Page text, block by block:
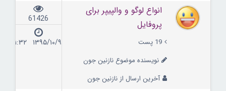
انواع لوگو و والپیپر برای
پروفایل
19 پست
نویسنده موضوع نازنین جون
آخرین ارسال از نازنین جون
61426
۱۳۹۵/۱۰/۹ ۱۱:۳۲